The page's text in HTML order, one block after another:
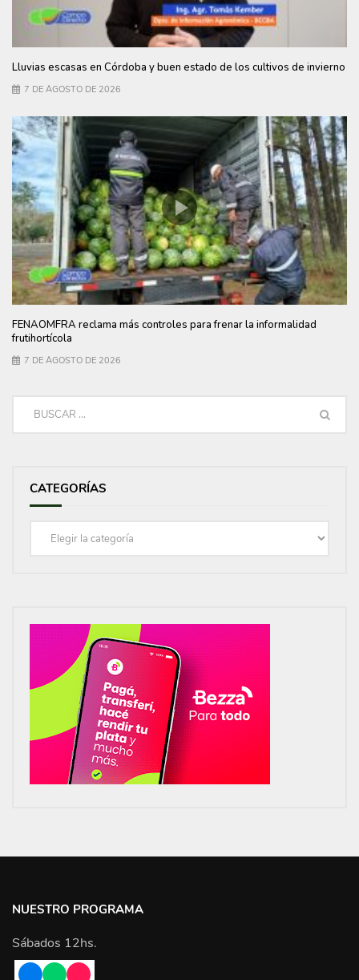
Lluvias escasas en Córdoba y buen estado de los cultivos de invierno
7 DE AGOSTO DE 2026
FENAOMFRA reclama más controles para frenar la informalidad
frutihortícola
7 DE AGOSTO DE 2026
CATEGORÍAS
Categorías
NUESTRO PROGRAMA
Sábados 12hs.